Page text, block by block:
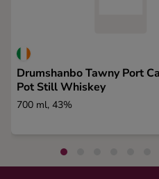
Drumshanbo Tawny Port
Pot Still Whiskey
700 ml, 43%